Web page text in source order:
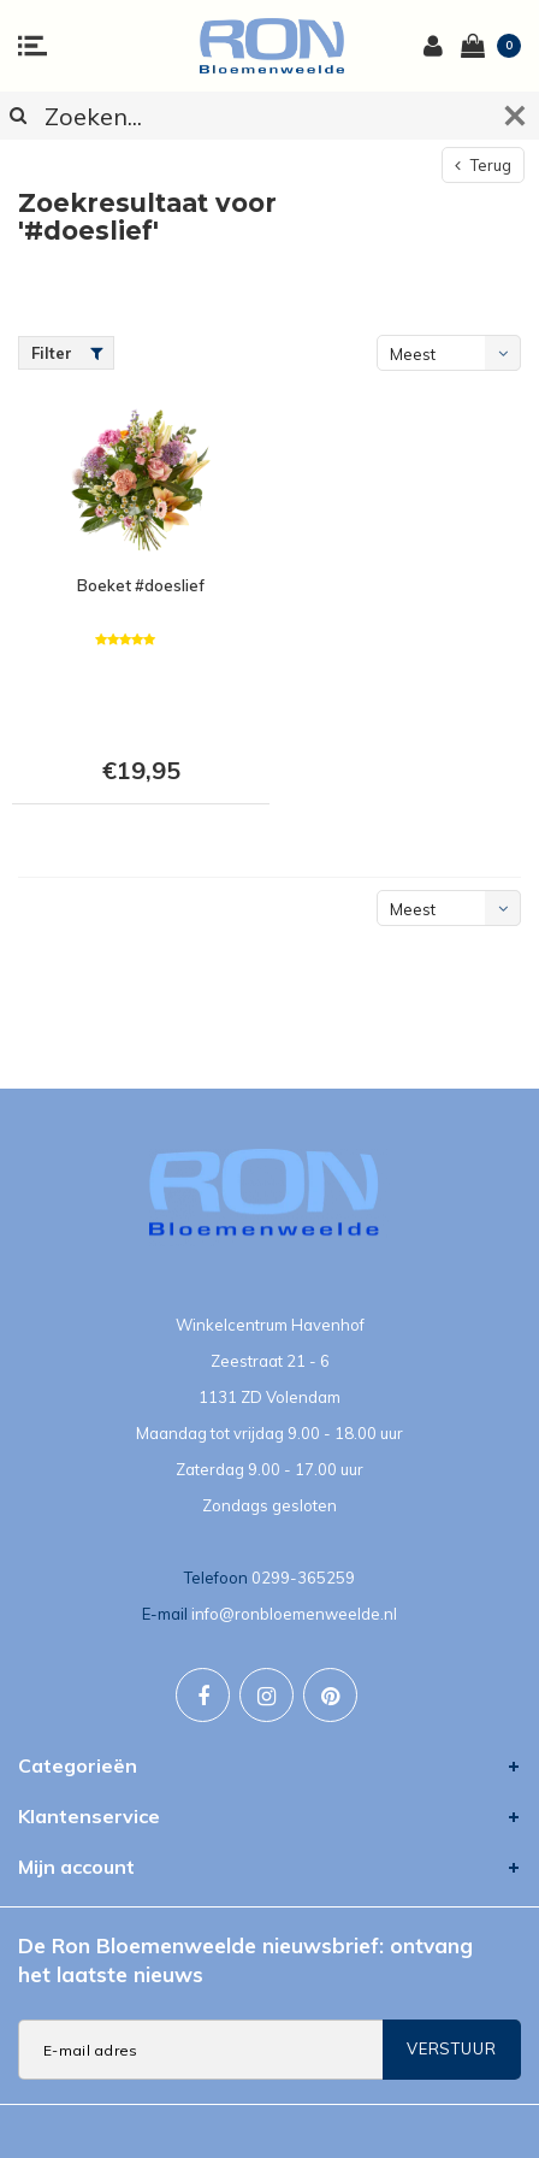
0
Terug
Zoekresultaat voor
'#doeslief'
Filter
Meest
Boeket #doeslief
€19,95
Meest
Winkelcentrum Havenhof
Zeestraat 21 - 6
1131 ZD Volendam
Maandag tot vrijdag 9.00 - 18.00 uur
Zaterdag 9.00 - 17.00 uur
Zondags gesloten
Telefoon 0299-365259
E-mail info@ronbloemenweelde.nl
Categorieën
Klantenservice
Mijn account
De Ron Bloemenweelde nieuwsbrief: ontvang
het laatste nieuws
VERSTUUR